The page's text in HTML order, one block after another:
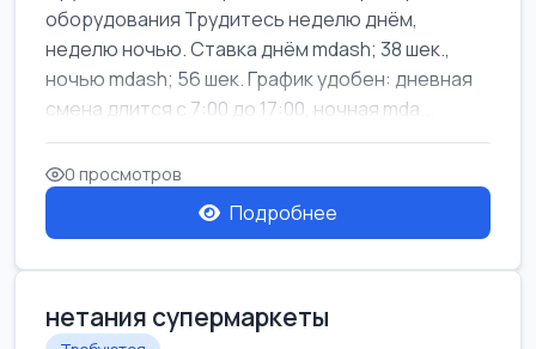
оборудования Трудитесь неделю днём,
неделю ночью. Ставка днём mdash; 38 шек.,
ночью mdash; 56 шек. График удобен: дневная
смена длится с 7:00 до 17:00, ночная mda...
0 просмотров
Подробнее
нетания супермаркеты